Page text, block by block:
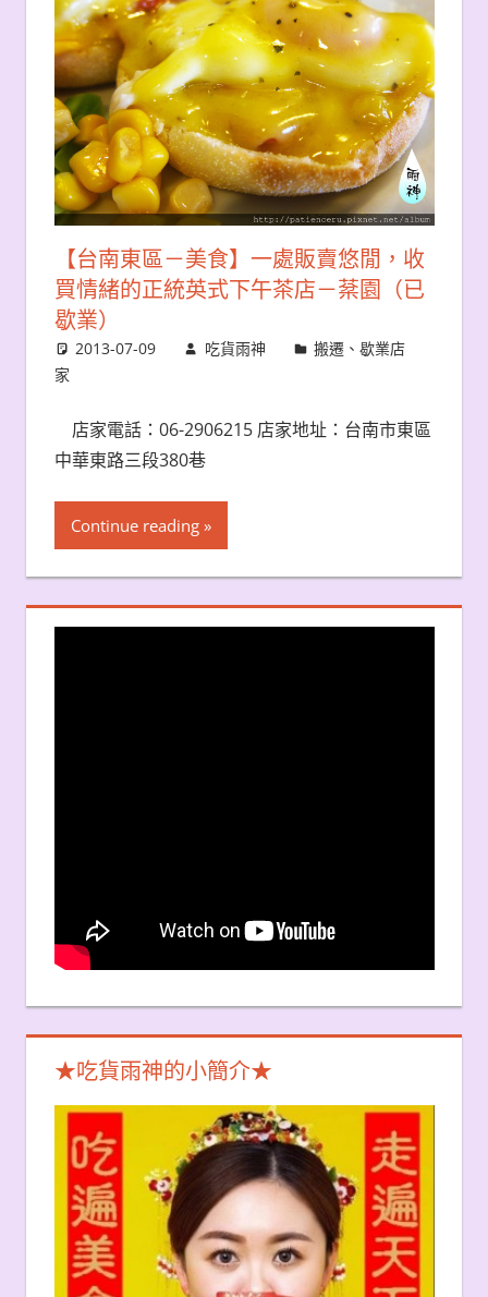
【台南東區－美食】一處販賣悠閒，收
買情緒的正統英式下午茶店－棻園（已
歇業）
2013-07-09 吃貨雨神
搬遷、歇業店
家
店家電話：06-2906215 店家地址：台南市東區
中華東路三段380巷
Continue reading
★吃貨雨神的小簡介★